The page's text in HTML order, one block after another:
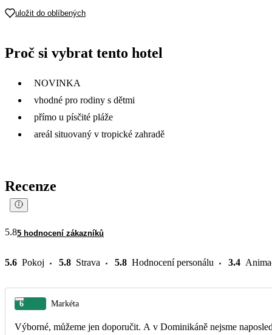
uložit do oblíbených
Proč si vybrat tento hotel
NOVINKA
vhodné pro rodiny s dětmi
přímo u písčité pláže
areál situovaný v tropické zahradě
Recenze
5.85 hodnocení zákazníků
5.6 Pokoj 5.8 Strava 5.8 Hodnocení personálu 3.4
6 Markéta
Výborné, můžeme jen doporučit. A v Dominikáně nejsme